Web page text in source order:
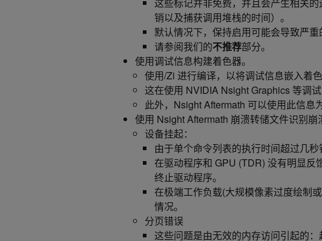
这些标记并非免费，并且会产生相关
销以及捕获调用堆栈的时间）。
默认情况下，保持启用可能会导致严重
请参阅我们的不推荐部分。
使用调试信息构建着色器。
使用/Zi 进行编译，以将调试信息嵌入着
这在使用 NVIDIA Nsight Graphics 等调试
此外，Nsight Aftermath 可以使用此信息
使用 Nsight Aftermath 崩溃转储文件识别崩
设备挂起：
由于单个命令列表的执行时间超过几秒
在驱动程序和 GPU (TDR) 没有明显
终止驱动程序。
在极端工作负载(大规模像素过度绘制
情况。
分页错误
这些问题是由无效的内存访问引起的：